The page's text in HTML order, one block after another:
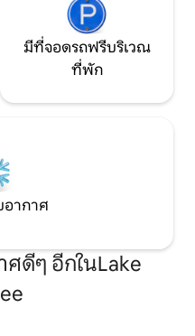
มีที่จอดรถฟรีบริเวณ
ที่พัก
อากาศ
ดีๆ อีกในLake